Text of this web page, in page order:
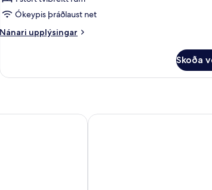
Ókeypis þráðlaust net
Nánari upplýsingar
Nánari
Style
Skoða
Vignette Collection by IHGGDM Megaron Historical